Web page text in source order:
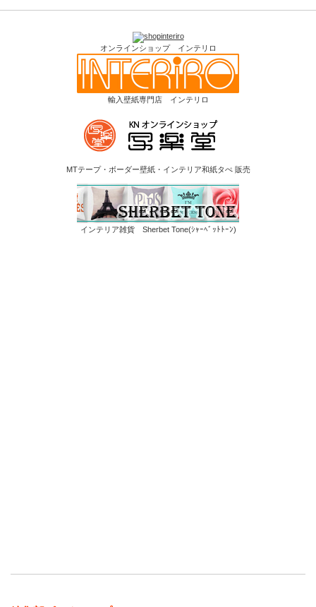
オンラインショップ インテリロ
輸入壁紙専門店 インテリロ
MTテープ・ボーダー壁紙・インテリア和紙タぺ 販売
インテリア雑貨 Sherbet Tone(ｼｬｰﾍﾞｯﾄﾄｰﾝ)